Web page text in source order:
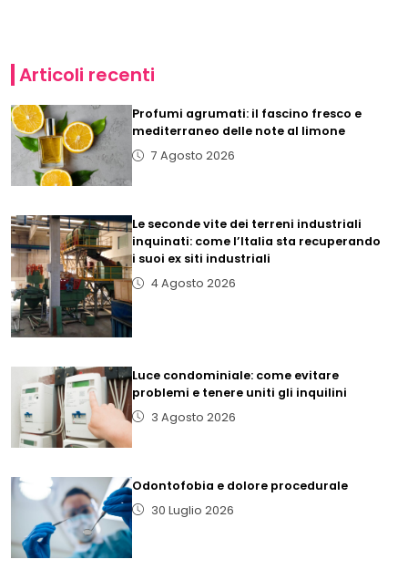
Articoli recenti
Profumi agrumati: il fascino fresco e
mediterraneo delle note al limone
7 Agosto 2026
Le seconde vite dei terreni industriali
inquinati: come l’Italia sta recuperando
i suoi ex siti industriali
4 Agosto 2026
Luce condominiale: come evitare
problemi e tenere uniti gli inquilini
3 Agosto 2026
Odontofobia e dolore procedurale
30 Luglio 2026